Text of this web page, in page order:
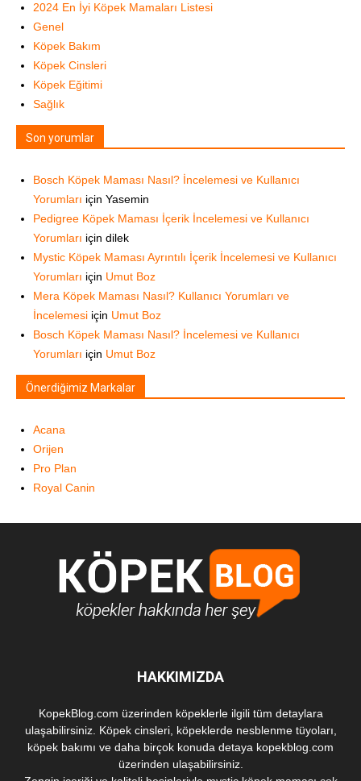
2024 En İyi Köpek Mamaları Listesi
Genel
Köpek Bakım
Köpek Cinsleri
Köpek Eğitimi
Sağlık
Son yorumlar
Bosch Köpek Maması Nasıl? İncelemesi ve Kullanıcı
Yorumları için Yasemin
Pedigree Köpek Maması İçerik İncelemesi ve Kullanıcı
Yorumları için dilek
Mystic Köpek Maması Ayrıntılı İçerik İncelemesi ve Kullanıcı
Yorumları için Umut Boz
Mera Köpek Maması Nasıl? Kullanıcı Yorumları ve
İncelemesi için Umut Boz
Bosch Köpek Maması Nasıl? İncelemesi ve Kullanıcı
Yorumları için Umut Boz
Önerdiğimiz Markalar
Acana
Orijen
Pro Plan
Royal Canin
HAKKIMIZDA
KopekBlog.com üzerinden köpeklerle ilgili tüm detaylara
ulaşabilirsiniz. Köpek cinsleri, köpeklerde nesblenme tüyoları,
köpek bakımı ve daha birçok konuda detaya kopekblog.com
üzerinden ulaşabilirsiniz.